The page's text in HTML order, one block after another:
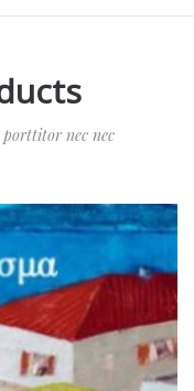
porttitor nec nec